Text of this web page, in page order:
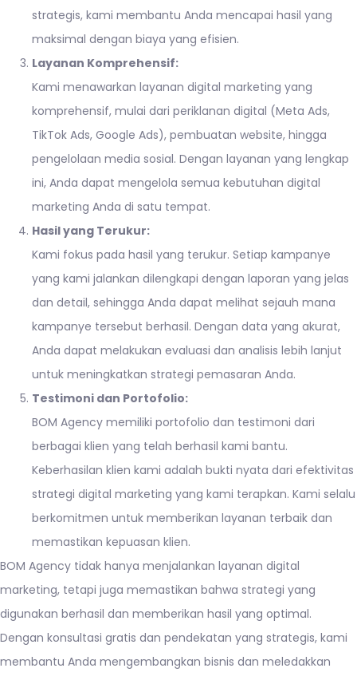
strategis, kami membantu Anda mencapai hasil yang
maksimal dengan biaya yang efisien.
Layanan Komprehensif:
Kami menawarkan layanan digital marketing yang
komprehensif, mulai dari periklanan digital (Meta Ads,
TikTok Ads, Google Ads), pembuatan website, hingga
pengelolaan media sosial. Dengan layanan yang lengkap
ini, Anda dapat mengelola semua kebutuhan digital
marketing Anda di satu tempat.
Hasil yang Terukur:
Kami fokus pada hasil yang terukur. Setiap kampanye
yang kami jalankan dilengkapi dengan laporan yang jelas
dan detail, sehingga Anda dapat melihat sejauh mana
kampanye tersebut berhasil. Dengan data yang akurat,
Anda dapat melakukan evaluasi dan analisis lebih lanjut
untuk meningkatkan strategi pemasaran Anda.
Testimoni dan Portofolio:
BOM Agency memiliki portofolio dan testimoni dari
berbagai klien yang telah berhasil kami bantu.
Keberhasilan klien kami adalah bukti nyata dari efektivitas
strategi digital marketing yang kami terapkan. Kami selalu
berkomitmen untuk memberikan layanan terbaik dan
memastikan kepuasan klien.
BOM Agency tidak hanya menjalankan layanan digital
marketing, tetapi juga memastikan bahwa strategi yang
digunakan berhasil dan memberikan hasil yang optimal.
Dengan konsultasi gratis dan pendekatan yang strategis, kami
membantu Anda mengembangkan bisnis dan meledakkan